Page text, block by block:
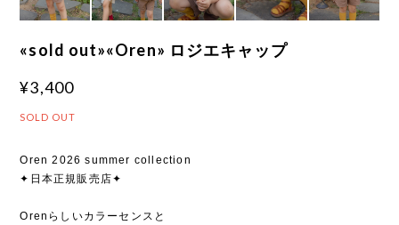
«sold out»«Oren» ロジエキャップ
¥3,400
SOLD OUT
Oren 2026 summer collection
✦日本正規販売店✦
Orenらしいカラーセンスと